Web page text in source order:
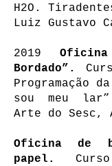
H2O.
Luiz Gustavo
2019 Oficina
Bordado”.
Programação
sou meu
Arte do Sesc,
Oficina de
papel.